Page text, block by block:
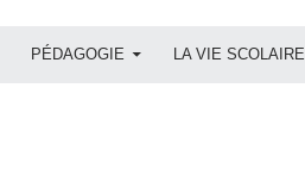
PÉDAGOGIE LA VIE SCOLAIRE